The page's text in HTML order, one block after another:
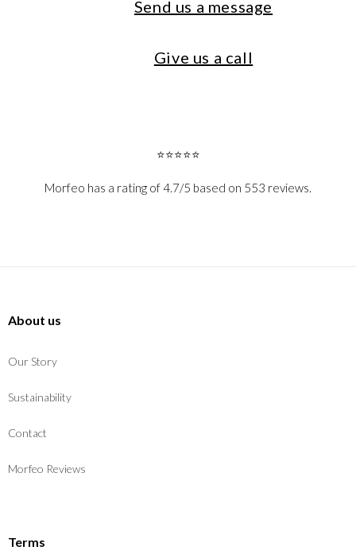
Send us a message
Give us a call
⭐⭐⭐⭐⭐
Morfeo has a rating of 4.7/5 based on 553 reviews.
About us
Our Story
Sustainability
Contact
Morfeo Reviews
Terms